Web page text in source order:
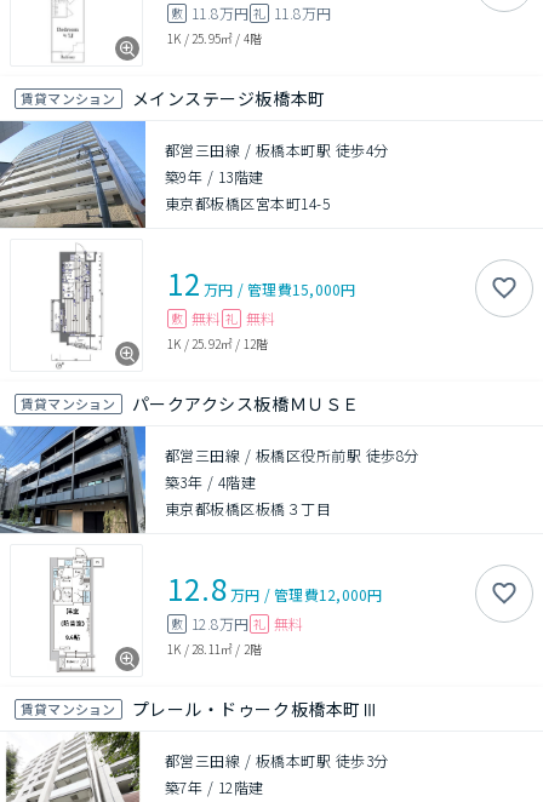
敷 11.8万円 礼 11.8万円
1K / 25.95㎡ / 4階
賃貸マンション メインステージ板橋本町
都営三田線 / 板橋本町駅 徒歩4分
築9年 / 13階建
東京都板橋区宮本町14-5
12 万円 /管理費15,000円
敷 無料 礼 無料
1K / 25.92㎡ / 12階
賃貸マンション パークアクシス板橋ＭＵＳＥ
都営三田線 / 板橋区役所前駅 徒歩8分
築3年 / 4階建
東京都板橋区板橋３丁目
12.8万円 /管理費12,000円
敷 12.8万円 礼 無料
1K / 28.11㎡ / 2階
賃貸マンション プレール・ドゥーク板橋本町Ⅲ
都営三田線 / 板橋本町駅 徒歩3分
築7年 / 12階建